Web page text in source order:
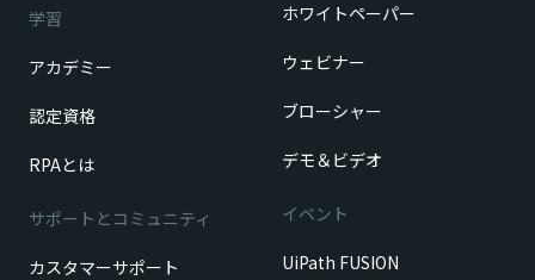
学習
アカデミー
認定資格
RPAとは
サポートとコミュニティ
カスタマーサポート
ホワイトペーパー
ウェビナー
ブローシャー
デモ＆ビデオ
イベント
UiPath FUSION